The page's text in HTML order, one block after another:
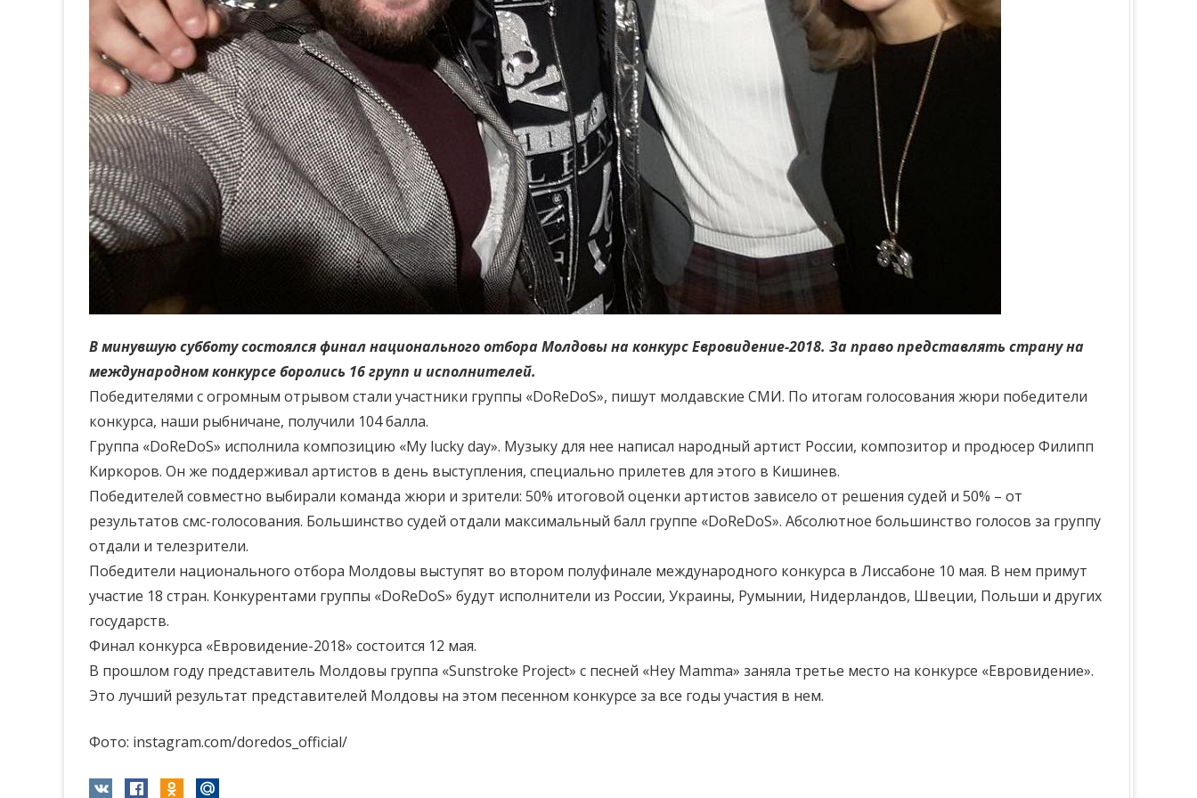
В минувшую субботу состоялся финал национального отбора Молдовы на конкурс Евровидение-2018. За право представлять страну на
международном конкурсе боролись 16 групп и исполнителей.
Победителями с огромным отрывом стали участники группы «DoReDoS», пишут молдавские СМИ. По итогам голосования жюри победители
конкурса, наши рыбничане, получили 104 балла.
Группа «DoReDoS» исполнила композицию «My lucky day». Музыку для нее написал народный артист России, композитор и продюсер Филипп
Киркоров. Он же поддерживал артистов в день выступления, специально прилетев для этого в Кишинев.
Победителей совместно выбирали команда жюри и зрители: 50% итоговой оценки артистов зависело от решения судей и 50% – от
результатов смс-голосования. Большинство судей отдали максимальный балл группе «DoReDoS». Абсолютное большинство голосов за группу
отдали и телезрители.
Победители национального отбора Молдовы выступят во втором полуфинале международного конкурса в Лиссабоне 10 мая. В нем примут
участие 18 стран. Конкурентами группы «DoReDoS» будут исполнители из России, Украины, Румынии, Нидерландов, Швеции, Польши и других
государств.
Финал конкурса «Евровидение-2018» состоится 12 мая.
В прошлом году представитель Молдовы группа «Sunstroke Project» с песней «Hey Mamma» заняла третье место на конкурсе «Евровидение».
Это лучший результат представителей Молдовы на этом песенном конкурсе за все годы участия в нем.
Фото: instagram.com/doredos_official/